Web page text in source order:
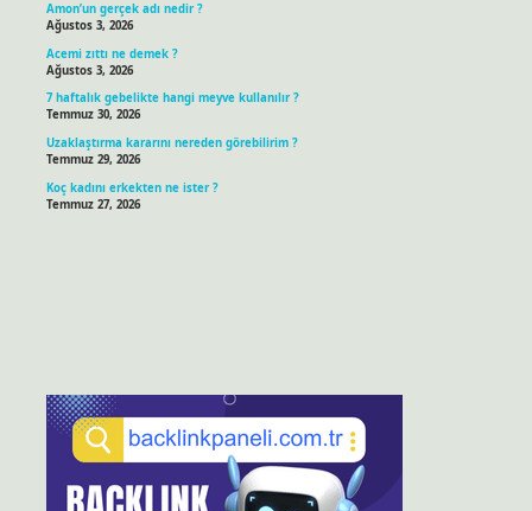
Amon’un gerçek adı nedir ?
Ağustos 3, 2026
Acemi zıttı ne demek ?
Ağustos 3, 2026
7 haftalık gebelikte hangi meyve kullanılır ?
Temmuz 30, 2026
Uzaklaştırma kararını nereden görebilirim ?
Temmuz 29, 2026
Koç kadını erkekten ne ister ?
Temmuz 27, 2026